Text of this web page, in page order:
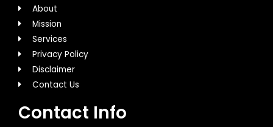
About
Mission
Services
Privacy Policy
Disclaimer
Contact Us
Contact Info